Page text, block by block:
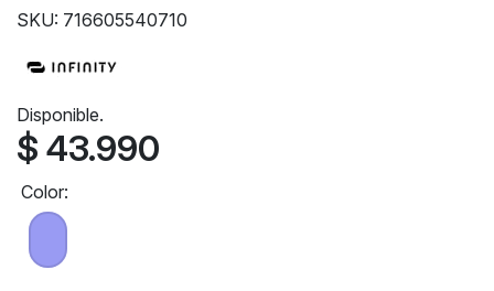
SKU: 716605540710
Disponible.
$ 43.990
Color: